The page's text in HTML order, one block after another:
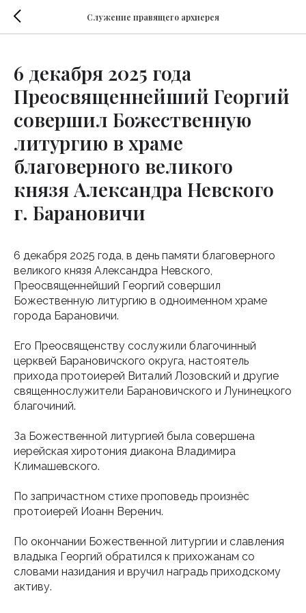
Служение правящего архиерея
6 декабря 2025 года
Преосвященнейший Георгий
совершил Божественную
литургию в храме
благоверного великого
князя Александра Невского
г. Барановичи
6 декабря 2025 года, в день памяти благоверного
великого князя Александра Невского,
Преосвященнейший Георгий совершил
Божественную литургию в одноименном храме
города Барановичи.
Его Преосвященству сослужили благочинный
церквей Барановичского округа, настоятель
прихода протоиерей Виталий Лозовский и другие
священнослужители Барановичского и Лунинецкого
благочиний.
За Божественной литургией была совершена
иерейская хиротония диакона Владимира
Климашевского.
По запричастном стихе проповедь произнёс
протоиерей Иоанн Веренич.
По окончании Божественной литургии и славления
владыка Георгий обратился к прихожанам со
словами назидания и вручил наградь приходскому
активу.